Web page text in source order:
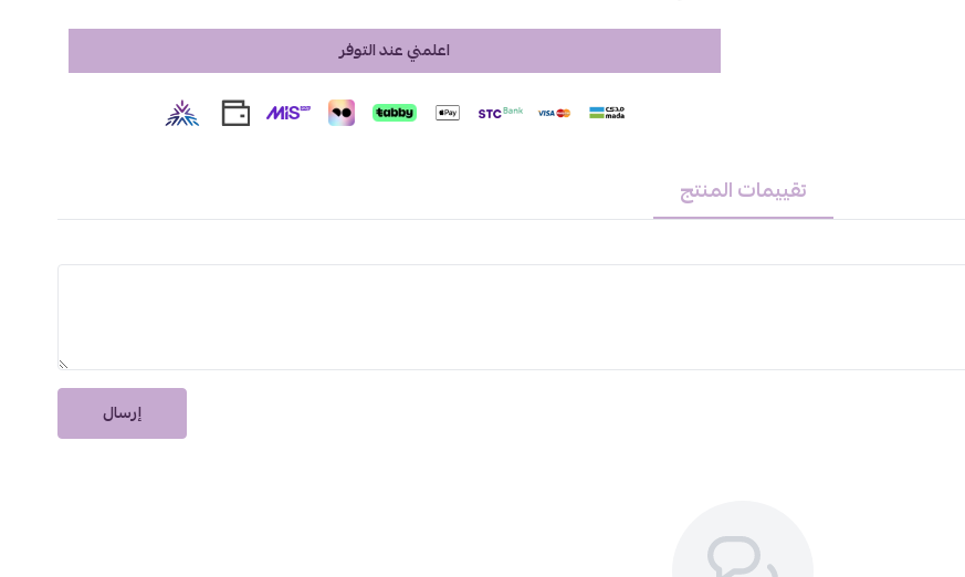
يمكن استخدامه لإخفاء العيوب أو لإضاءة مناطق معينة من الوجه.
حجم العبوة:
هيلثي ميكس كلين
هو أفضل خيار لإطلالة مشرقة وطبيعية تدوم طوال اليوم. متوفر الآن
اعلمني عند التوفر
تقييمات المنتج
إرسال